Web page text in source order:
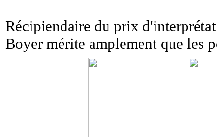
Récipiendaire du prix
Boyer mérite amplement que les